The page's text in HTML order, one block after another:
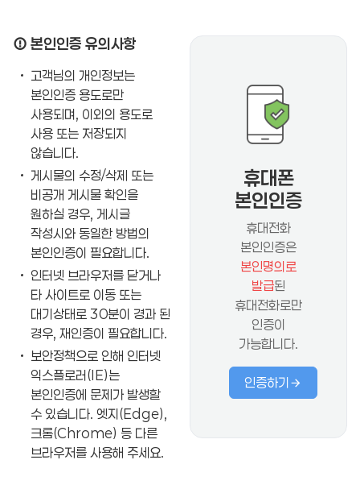
본인인증 유의사항
고객님의 개인정보는
본인인증 용도로만
사용되며, 이외의 용도로
사용 또는 저장되지
않습니다.
게시물의 수정/삭제 또는
비공개 게시물 확인을
원하실 경우, 게시글
작성시와 동일한 방법의
본인인증이 필요합니다.
인터넷 브라우저를 닫거나
타 사이트로 이동 또는
대기상태로 30분이 경과 된
경우, 재인증이 필요합니다.
보안정책으로 인해 인터넷
익스플로러(IE)는
본인인증에 문제가 발생할
수 있습니다. 엣지(Edge),
크롬(Chrome) 등 다른
브라우저를 사용해 주세요.
휴대폰
본인인증
휴대전화
본인인증은
본인명의로
발급된
휴대전화로만
인증이
가능합니다.
인증하기